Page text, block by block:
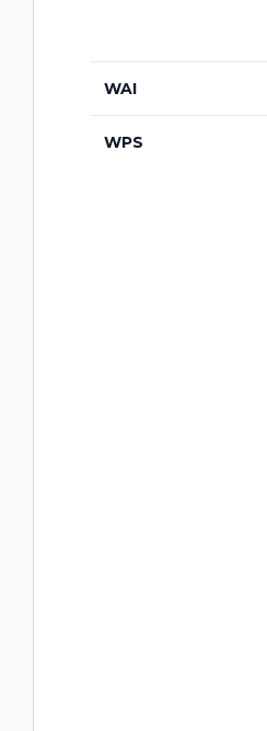
WAI
WPS